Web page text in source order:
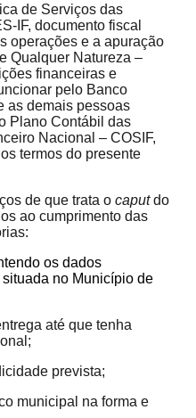
de Serviços das
IF, documento fiscal
operações e a apuração
Qualquer Natureza –
financeiras e
pelo Banco
as demais pessoas
Plano Contábil das
Nacional – COSIF,
termos do presente
de que trata o caputdo
ao cumprimento das
os dados
situada no Município de
até que tenha
prevista;
municipal na forma e